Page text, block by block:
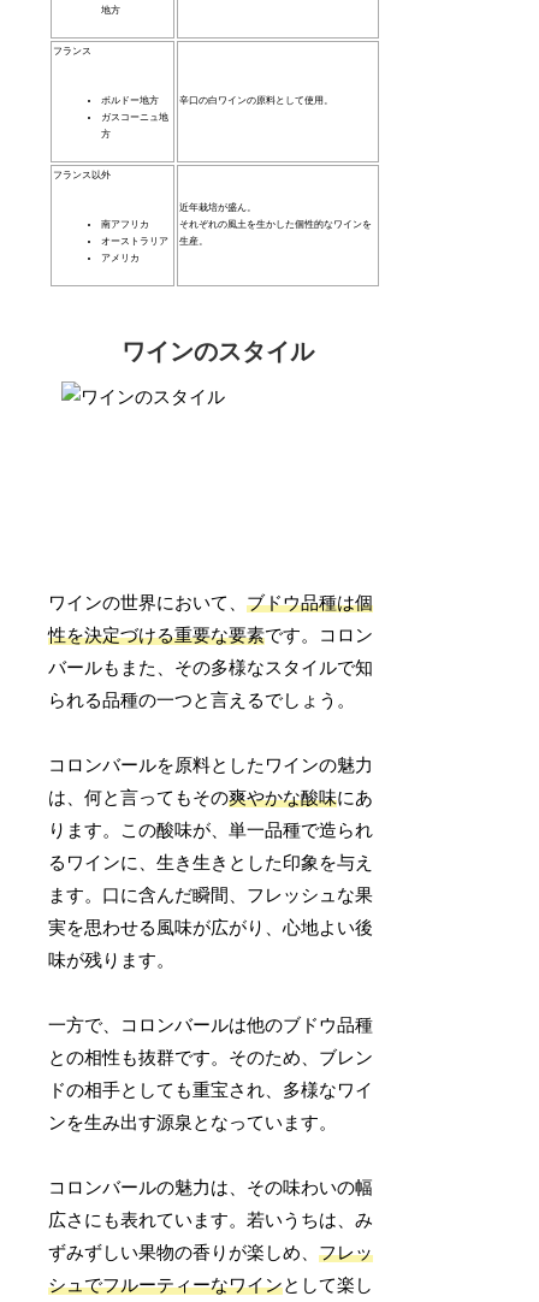
地方
フランス
ボルドー地方
ガスコーニュ地
方
辛口の白ワインの原料として使用。
フランス以外
南アフリカ
オーストラリア
アメリカ
近年栽培が盛ん。
それぞれの風土を生かした個性的なワインを
生産。
ワインのスタイル
ワインの世界において、ブドウ品種は個
性を決定づける重要な要素です。コロン
バールもまた、その多様なスタイルで知
られる品種の一つと言えるでしょう。
コロンバールを原料としたワインの魅力
は、何と言ってもその爽やかな酸味にあ
ります。この酸味が、単一品種で造られ
るワインに、生き生きとした印象を与え
ます。口に含んだ瞬間、フレッシュな果
実を思わせる風味が広がり、心地よい後
味が残ります。
一方で、コロンバールは他のブドウ品種
との相性も抜群です。そのため、ブレン
ドの相手としても重宝され、多様なワイ
ンを生み出す源泉となっています。
コロンバールの魅力は、その味わいの幅
広さにも表れています。若いうちは、み
ずみずしい果物の香りが楽しめ、フレッ
シュでフルーティーなワインとして楽し